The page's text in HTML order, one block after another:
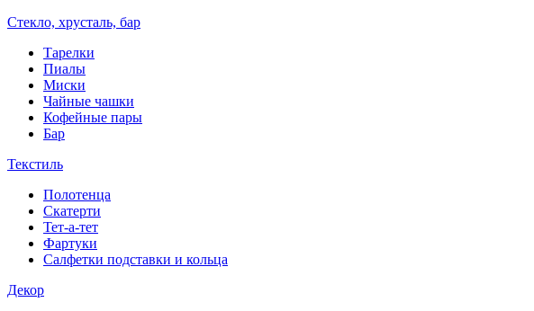
Стекло, хрусталь, бар
Тарелки
Пиалы
Миски
Чайные чашки
Кофейные пары
Бар
Текстиль
Полотенца
Скатерти
Тет-а-тет
Фартуки
Салфетки подставки и кольца
Декор